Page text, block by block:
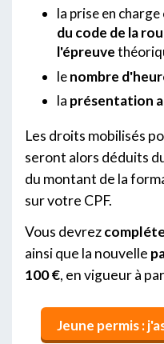
la prise en charge
du code de la
l'épreuve
lenombre
la présentation
Les droits mobilisés
seront alors déduits
du montant de la
sur votre CPF.
Vous devrez
ainsi que la nouvelle
100 €, en vigueur à
Jeune permis :